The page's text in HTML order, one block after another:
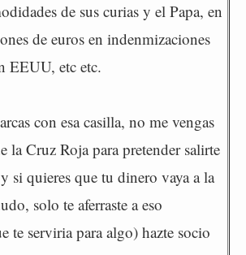
de sus curias y el Papa, en
de euros en indenmizaciones
EEUU, etc etc.
con esa casilla, no me vengas
la Cruz Roja para pretender salirte
si quieres que tu dinero vaya a la
solo te aferraste a eso
te serviria para algo) hazte socio